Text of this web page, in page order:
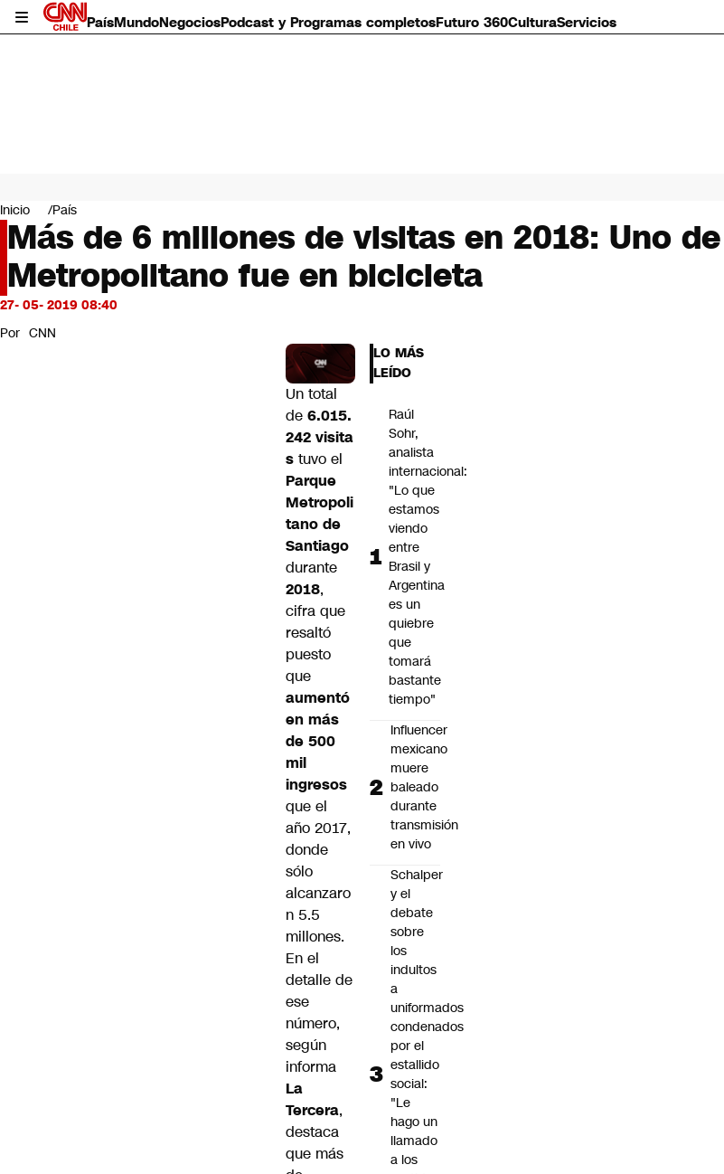
PaísMundoNegociosPodcast y Programas completosFuturo 360CulturaServicios
Mundo
Negocios
Deportes
Programas completos
Cultura
Servicios
Bits
CNN Data
Inicio País
Más de 6 millones de visitas en 2018: Uno
Metropolitano fue en bicicleta
27- 05- 2019 08:40
Por CNN
Un total
de 6.015.
242 visita
s tuvo el
Parque
Metropoli
tano de
Santiago
durante
2018,
cifra que
resaltó
puesto
que
aumentó
en más
de 500
mil
ingresos
que el
año 2017,
donde
sólo
alcanzaro
n 5.5
millones.
En el
detalle de
ese
número,
según
informa
La
Tercera,
destaca
que más
LO MÁS
LEÍDO
Raúl
Sohr,
analista
internacional:
"Lo que
estamos
viendo
entre
Brasil y
Argentina
es un
quiebre
que
tomará
bastante
tiempo"
Influencer
mexicano
muere
baleado
durante
transmisión
en vivo
Schalper
y el
debate
sobre
los
indultos
a
uniformados
condenados
por el
estallido
social:
"Le
hago un
llamado
a los